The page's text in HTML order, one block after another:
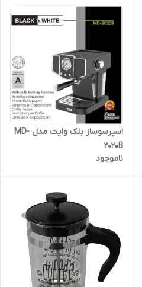
اسپرسوساز بلک وایت مدل MD-
2020B
ناموجود